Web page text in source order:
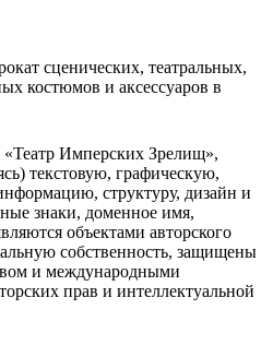
сценических, театральных,
костюмов и аксессуаров в
Имперских Зрелищ»,
текстовую, графическую,
структуру, дизайн и
знаки, доменное имя,
объектами авторского
собственность, защищены
и международными
прав и интеллектуальной